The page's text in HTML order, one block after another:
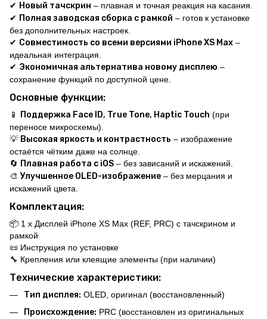
✔ Новый тачскрин – плавная и точная реакция на касания.
✔ Полная заводская сборка с рамкой – готов к установке
без дополнительных настроек.
✔ Совместимость со всеми версиями iPhone XS Max –
идеальная интеграция.
✔ Экономичная альтернатива новому дисплею –
сохранение функций по доступной цене.
Основные функции:
📱 Поддержка Face ID, True Tone, Haptic Touch (при
переносе микросхемы).
💡 Высокая яркость и контрастность – изображение
остаётся чётким даже на солнце.
🔄 Плавная работа с iOS – без зависаний и искажений.
🎨Улучшенное OLED-изображение – без мерцания и
искажений цвета.
Комплектация:
📦 1 x Дисплей iPhone XS Max (REF, PRC) с тачскрином и
рамкой
📜 Инструкция по установке
🔧 Крепления или клеящие элементы (при наличии)
Технические характеристики:
Тип дисплея: OLED, оригинал (восстановленный)
Происхождение: PRC (восстановлен из оригинальных